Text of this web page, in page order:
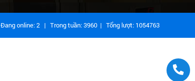
Đang online:2 | Trong tuần:3960 | Tổng lượt: 1054763